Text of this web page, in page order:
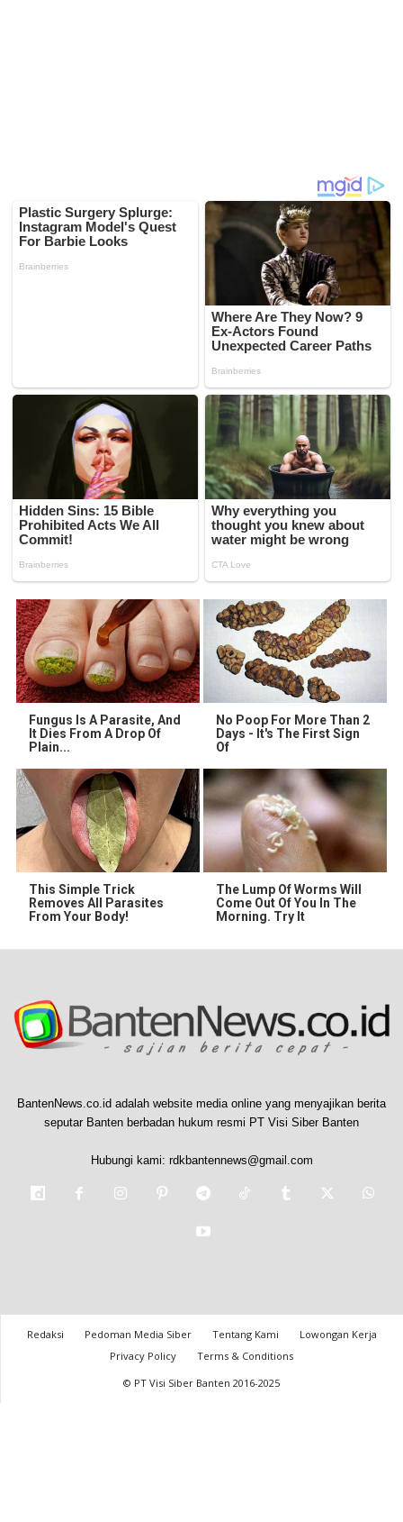
Fungus Is A Parasite, And
It Dies From A Drop Of
Plain...
No Poop For More Than 2
Days - It's The First Sign
Of
This Simple Trick
Removes All Parasites
From Your Body!
The Lump Of Worms Will
Come Out Of You In The
Morning. Try It
BantenNews.co.id adalah website media online yang menyajikan berita
seputar Banten berbadan hukum resmi PT Visi Siber Banten
Hubungi kami: rdkbantennews@gmail.com
Redaksi Pedoman Media Siber Tentang Kami
Lowongan Kerja
Privacy Policy
Terms & Conditions
© PT Visi Siber Banten 2016-2025